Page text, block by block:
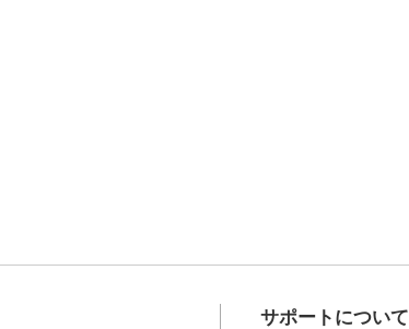
サポートについて